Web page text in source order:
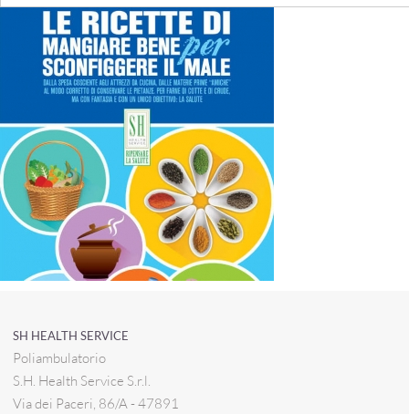
SH HEALTH SERVICE
Poliambulatorio
S.H. Health Service S.r.l.
Via dei Paceri, 86/A - 47891